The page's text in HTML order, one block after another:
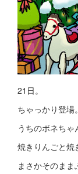
21日。
ちゃっかり登場。
うちのボネちゃ
焼きりんごと焼
まさかそのまま